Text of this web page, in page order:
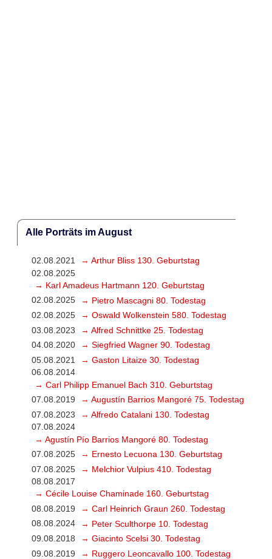
Alle Porträts im August
02.08.2021
→ Arthur Bliss 130. Geburtstag
02.08.2025
→ Karl Amadeus Hartmann 120. Geburtstag
02.08.2025
→ Pietro Mascagni 80. Todestag
02.08.2025
→ Oswald Wolkenstein 580. Todestag
03.08.2023
→ Alfred Schnittke 25. Todestag
04.08.2020
→ Siegfried Wagner 90. Todestag
05.08.2021
→ Gaston Litaize 30. Todestag
06.08.2014
→ Carl Philipp Emanuel Bach 310. Geburtstag
07.08.2019
→ Augustín Barrios Mangoré 75. Todestag
07.08.2023
→ Alfredo Catalani 130. Todestag
07.08.2024
→ Agustín Pío Barrios Mangoré 80. Todestag
07.08.2025
→ Ernesto Lecuona 130. Geburtstag
07.08.2025
→ Melchior Vulpius 410. Todestag
08.08.2017
→ Cécile Louise Chaminade 160. Geburtstag
08.08.2019
→ Carl Heinrich Graun 260. Todestag
08.08.2024
→ Peter Sculthorpe 10. Todestag
09.08.2018
→ Giacinto Scelsi 30. Todestag
09.08.2019
→ Ruggero Leoncavallo 100. Todestag